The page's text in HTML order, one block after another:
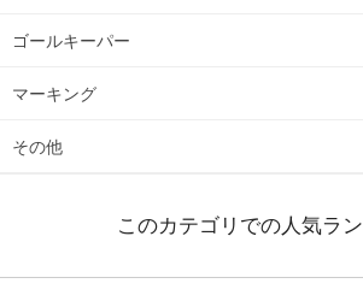
ゴールキーパー
マーキング
その他